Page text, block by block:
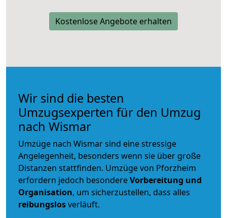
Kostenlose Angebote erhalten
Wir sind die besten
Umzugsexperten für den Umzug
nach Wismar
Umzüge nach Wismar sind eine stressige
Angelegenheit, besonders wenn sie über große
Distanzen stattfinden. Umzüge von Pforzheim
erfordern jedoch besondereVorbereitung und
Organisation, um sicherzustellen, dass alles
reibungslosverläuft.